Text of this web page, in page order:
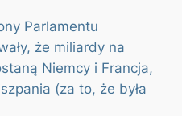
Parlamentu
że miliardy na
Niemcy i Francja,
(za to, że była